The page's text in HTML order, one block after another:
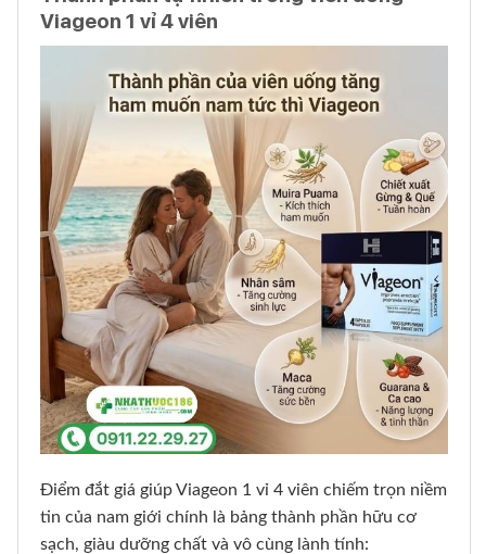
Viageon 1 vỉ 4 viên
Điểm đắt giá giúp Viageon 1 vỉ 4 viên chiếm trọn niềm
tin của nam giới chính là bảng thành phần hữu cơ
sạch, giàu dưỡng chất và vô cùng lành tính: